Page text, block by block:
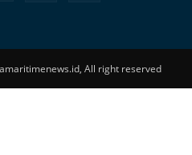
All right reserved